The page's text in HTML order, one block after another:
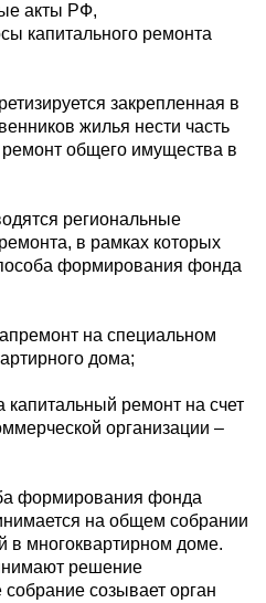
акты РФ,
капитального ремонта
закрепленная в
жилья нести часть
общего имущества в
региональные
в рамках которых
формирования фонда
на специальном
дома;
капитальный ремонт на счет
организации –
формирования фонда
на общем собрании
в многоквартирном доме.
решение
созывает орган